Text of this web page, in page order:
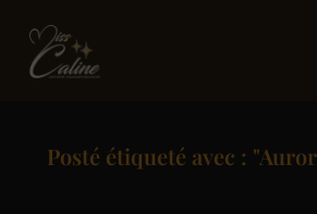
Posté étiqueté avec :